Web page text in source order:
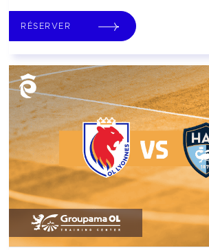
RÉSERVER